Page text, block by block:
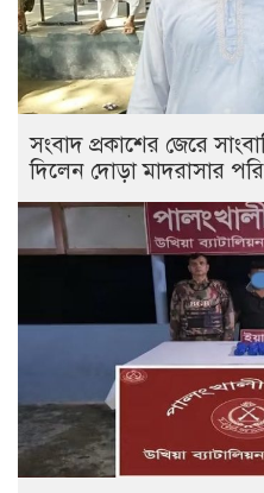
সংবাদ প্রকাশের জেরে
দিলেন দোড়া মাদরাসার